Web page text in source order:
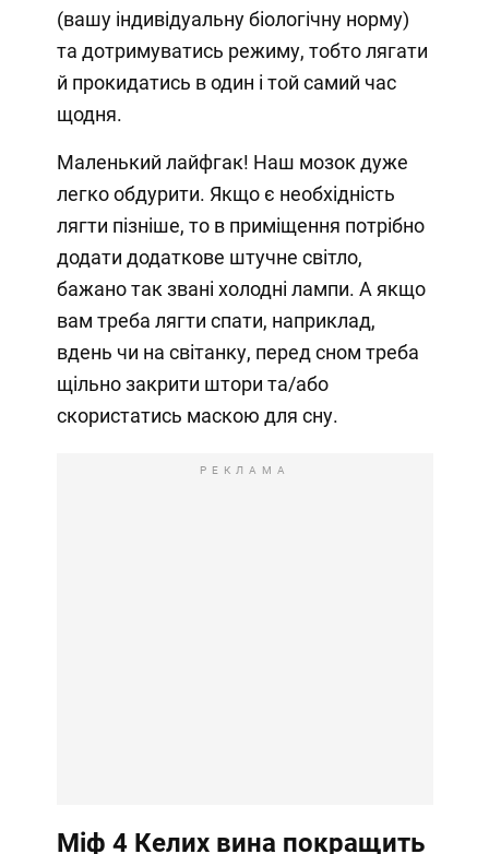
(вашу індивідуальну біологічну норму)
та дотримуватись режиму, тобто лягати
й прокидатись в один і той самий час
щодня.
Маленький лайфгак! Наш мозок дуже
легко обдурити. Якщо є необхідність
лягти пізніше, то в приміщення потрібно
додати додаткове штучне світло,
бажано так звані холодні лампи. А якщо
вам треба лягти спати, наприклад,
вдень чи на світанку, перед сном треба
щільно закрити штори та/або
скористатись маскою для сну.
РЕКЛАМА
Міф 4 Келих вина покращить